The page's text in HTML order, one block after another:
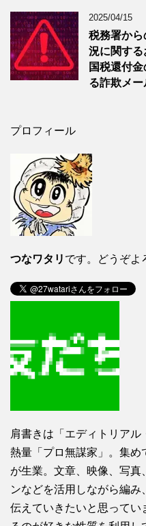
2025/04/15
税務署か
況に関する
国税還付
る詐欺メ
プロフィール
つなワタリ です。どうぞ
肩書きは「エディトリア
熱量「プロ無謀家」。集め
が生業。文章、映像、写真
ンなどを活用しながら編
伝えていきたいと思ってい